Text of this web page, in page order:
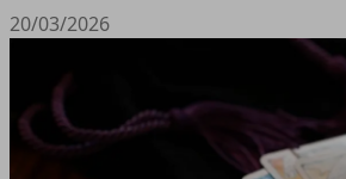
20/03/2026